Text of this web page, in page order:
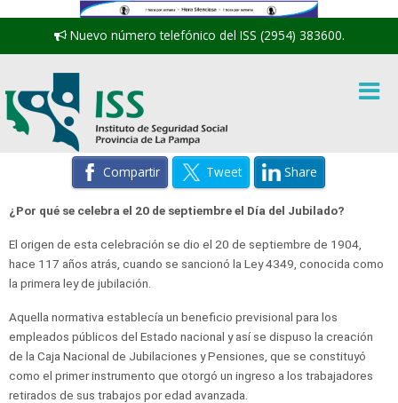
Nuevo número telefónico del ISS (2954) 383600.
Compartir Tweet Share
¿Por qué se celebra el 20 de septiembre el Día del Jubilado?
El origen de esta celebración se dio el 20 de septiembre de 1904,
hace 117 años atrás, cuando se sancionó la Ley 4349, conocida como
la primera ley de jubilación.
Aquella normativa establecía un beneficio previsional para los
empleados públicos del Estado nacional y así se dispuso la creación
de la Caja Nacional de Jubilaciones y Pensiones, que se constituyó
como el primer instrumento que otorgó un ingreso a los trabajadores
retirados de sus trabajos por edad avanzada.